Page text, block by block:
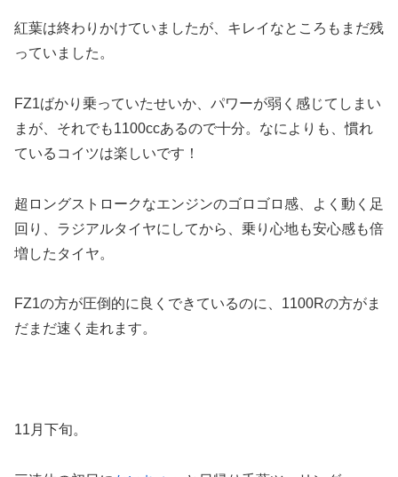
紅葉は終わりかけていましたが、キレイなところもまだ残
っていました。
FZ1ばかり乗っていたせいか、パワーが弱く感じてしまい
まが、それでも1100ccあるので十分。なによりも、慣れ
ているコイツは楽しいです！
超ロングストロークなエンジンのゴロゴロ感、よく動く足
回り、ラジアルタイヤにしてから、乗り心地も安心感も倍
増したタイヤ。
FZ1の方が圧倒的に良くできているのに、1100Rの方がま
だまだ速く走れます。
11月下旬。